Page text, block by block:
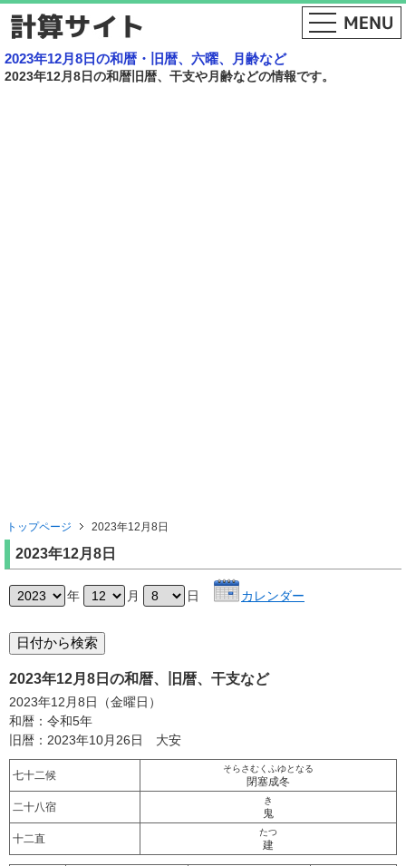
2023年12月8日の和暦・旧暦、六曜、月齢など
2023年12月8日の和暦旧暦、干支や月齢などの情報です。
トップページ 2023年12月8日
2023年12月8日
年 月 日 カレンダー
2023年12月8日の和暦、旧暦、干支など
2023年12月8日（金曜日）
和暦：令和5年
旧暦：2023年10月26日 大安
七十二候
そらさむくふゆとなる
閉塞成冬
二十八宿
き
鬼
十二直
たつ
建